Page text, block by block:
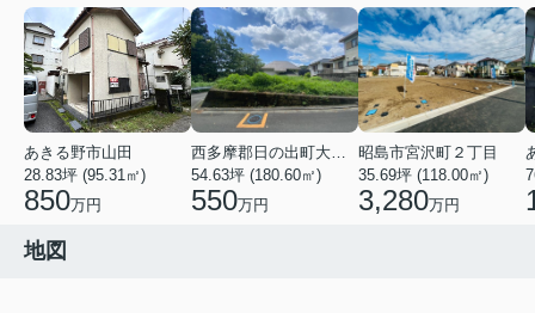
あきる野市山田
28.83坪 (95.31㎡)
850万円
54.63坪 (180.60㎡)
550万円
昭島市宮沢町２丁目
35.69坪 (118.00㎡)
3,280万円
地図